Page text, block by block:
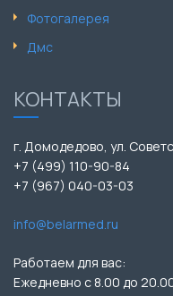
Фотогалерея
Дмс
КОНТАКТЫ
г. Домодедово, ул.
+7 (499) 110-90-84
+7 (967) 040-03-03
info@belarmed.ru
Работаем для вас:
Ежедневно с 8.00 до